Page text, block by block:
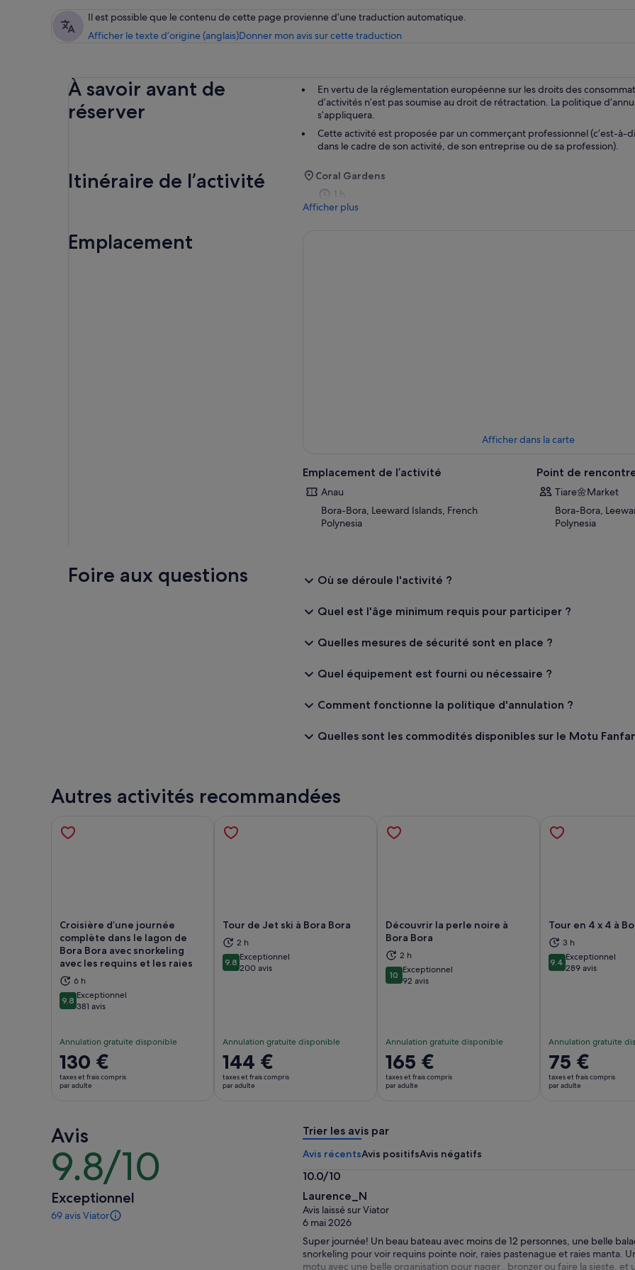
Il est possible que le contenu de cette page provienne d’une traduction automatique.
Afficher le texte d’origine (anglais)Donner mon avis sur cette traductionS’ouvre
onglet.
À savoir avant de
réserver
En vertu de la réglementation européenne sur les droits des
d’activités n’est pas soumise au droit de rétractation. La politique
s’appliquera.
Cette activité est proposée par un commerçant professionnel (c’est-à-
dans le cadre de son activité, de son entreprise ou de sa profession).
Itinéraire de l’activité
Coral Gardens
1 h
Afficher plus
Emplacement
Afficher dans la carte
Emplacement de l’activité
Anau
Bora-Bora, Leeward Islands, French
Polynesia
Point de
Tiare🌼Market
Bora-Bora,
Polynesia
Foire aux questions Où se déroule l'activité ?
Quel est l'âge minimum requis pour participer ?
Quelles mesures de sécurité sont en place ?
Quel équipement est fourni ou nécessaire ?
Comment fonctionne la politique d'annulation ?
Quelles sont les commodités disponibles sur le Motu
Autres activités recommandées
Croisière d’une journée
complète dans le lagon de
Bora Bora avec snorkeling
avec les requins et les raies
6 h
9.89.8 sur 10
Exceptionnel
381 avis
Annulation gratuite disponible
Le
prix
est
adulte
130 €
taxes et frais compris
par adulte
S’ouvre dans un nouvel onglet.
Tour de Jet ski à Bora Bora
2 h
9.89.8 sur 10
Exceptionnel
200 avis
Annulation gratuite disponible
Le
prix
est
144 €
taxes et frais compris
par adulte
S’ouvre dans un nouvel onglet.
Découvrir la perle noire à
Bora Bora
2 h
1010 sur 10
Exceptionnel
92 avis
Annulation gratuite disponible
Le
prix
est
adulte
165 €
taxes et frais compris
par adulte
S’ouvre dans un nouvel onglet.
Tour en 4 x 4 à
3 h
9.49.4 sur 10
Exceptionnel
289 avis
Annulation gratuite
Le
prix
est
75 €
taxes et frais compris
par adulte
Avis
9.8/10
9.8
sur
10
Exceptionnel
69 avis Viator
69 avis
Trier les avis par
Avis récentsAvis positifsAvis négatifs
10.0/10
10.0
sur
10
Laurence_N
Avis laissé sur Viator
6 mai 2026
Super journée! Un beau bateau avec moins de 12 personnes, une belle
snorkeling pour voir requins pointe noir, raies pastenague et raies manta.
motu avec une belle organisation pour nager , bronzer ou faire la sieste,